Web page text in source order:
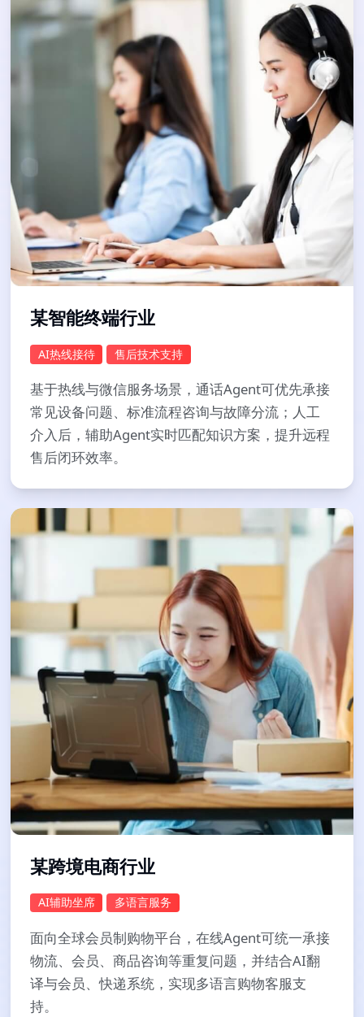
某智能终端行业
AI热线接待 售后技术支持
基于热线与微信服务场景，通话Agent可优先承接
常见设备问题、标准流程咨询与故障分流；人工
介入后，辅助Agent实时匹配知识方案，提升远程
售后闭环效率。
某跨境电商行业
AI辅助坐席 多语言服务
面向全球会员制购物平台，在线Agent可统一承接
物流、会员、商品咨询等重复问题，并结合AI翻
译与会员、快递系统，实现多语言购物客服支
持。